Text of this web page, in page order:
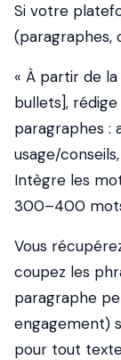
Si votre
(paragraphes,
« À partir de
bullets],
paragraphes :
usage/
Intègre les
300–400
Vous
coupez les
paragraphe
engagement)
pour tout